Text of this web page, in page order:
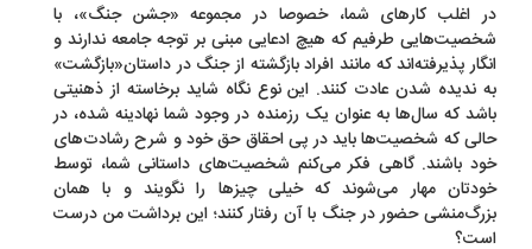
اغلب کارهای شما، خصوصا در مجموعه «جشن جنگ»، با
طرفیم که هیچ ‌ادعایی مبنی بر توجه جامعه ندارند و
پذیرفته‌اند که مانند افراد بازگشته از جنگ در داستان«بازگشت»
ندیده شدن عادت کنند. این نوع نگاه شاید برخاسته از ذهنیتی
که سال‌ها به عنوان یک رزمنده در وجود شما نهادینه شده، در
که شخصیت‌ها باید در پی احقاق حق‌ خود و شرح رشادت‌های
باشند. گاهی فکر می‌کنم شخصیت‌های داستانی شما، توسط
مهار می‌شوند که خیلی چیزها را نگویند و با همان
حضور در جنگ با آن رفتار کنند؛ این برداشت من درست